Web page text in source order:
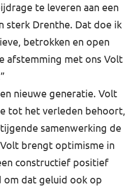
te leveren aan een
sterk Drenthe. Dat doe ik
betrokken en open
afstemming met ons Volt
nieuwe generatie. Volt
tot het verleden behoort,
samenwerking de
brengt optimisme in
constructief positief
om dat geluid ook op